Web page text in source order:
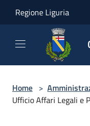
Regione Liguria
Home >
Ufficio Affari Legali e